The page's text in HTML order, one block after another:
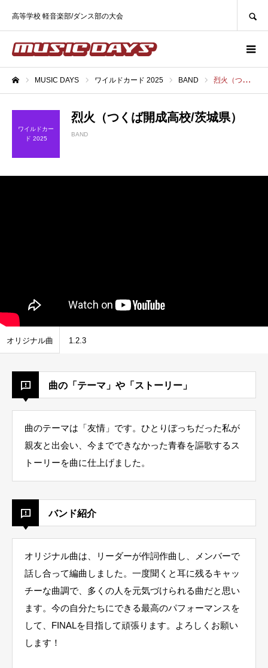
高等学校 軽音楽部/ダンス部の大会
MUSIC DAYS ワイルドカード 2025 BAND 烈火（つくば開成高校/茨城県）
ワイルドカー
ド 2025
烈火（つくば開成高校/茨城県）
BAND
オリジナル曲 1.2.3
曲の「テーマ」や「ストーリー」
曲のテーマは「友情」です。ひとりぼっちだった私が
親友と出会い、今までできなかった青春を謳歌するス
トーリーを曲に仕上げました。
バンド紹介
オリジナル曲は、リーダーが作詞作曲し、メンバーで
話し合って編曲しました。一度聞くと耳に残るキャッ
チーな曲調で、多くの人を元気づけられる曲だと思い
ます。今の自分たちにできる最高のパフォーマンスを
して、FINALを目指して頑張ります。よろしくお願い
します！